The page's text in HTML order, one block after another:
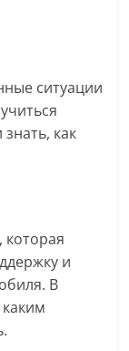
ситуации
как
которая
и
В